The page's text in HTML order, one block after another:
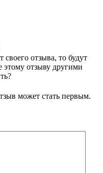
отзыва, то будут
этому отзыву другими
может стать первым.